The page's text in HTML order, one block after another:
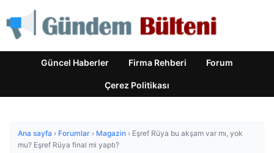
Güncel Haberler Firma Rehberi Forum
Çerez Politikası
Ana sayfa › Forumlar › Magazin › Eşref Rüya bu akşam var mı, yok
mu? Eşref Rüya final mi yaptı?